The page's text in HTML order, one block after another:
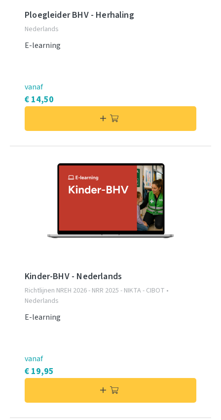
Ploegleider BHV - Herhaling
Nederlands
E-learning
vanaf
€ 14,50
Kinder-BHV - Nederlands
Richtlijnen NREH 2026 - NRR 2025 - NIKTA - CIBOT •
Nederlands
E-learning
vanaf
€ 19,95